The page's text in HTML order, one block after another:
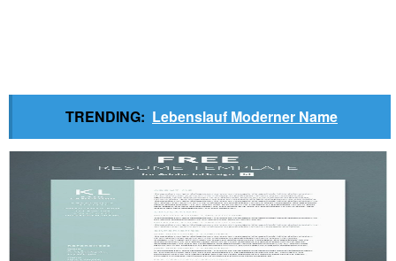
TRENDING: Lebenslauf Moderner Name